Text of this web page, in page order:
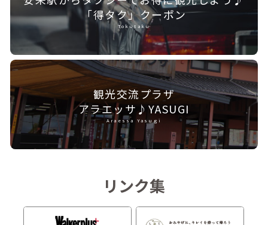
「得タク」クーポン
Tokutaku
観光交流プラザ
アラエッサ♪YASUGI
Araessa Yasugi
リンク集